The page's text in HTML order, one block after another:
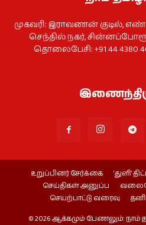
முகவரி: இராவணன் குடில்,
செந்தில் நகர்,
தொலைபேசி: +91 44 4380
உறுப்பினர் சேர்க்கை ‘துளி’
செய்திகள் அனுப்ப
செயற்பாட்டு வரைவு
© 2026 ஆக்கமும் பேணலும்: நாம்